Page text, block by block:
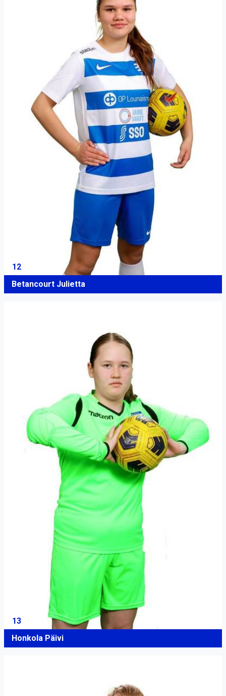
12
Betancourt Julietta
13
Honkola Päivi